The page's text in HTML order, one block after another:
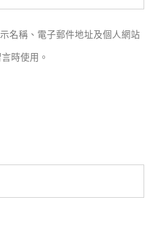
名稱、電子郵件地址及個人網站
時使用。